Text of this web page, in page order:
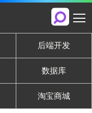
后端开发
数据库
淘宝商城